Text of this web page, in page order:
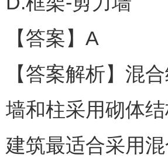
【答案】A
【答案解析】混
墙和柱采用砌体
建筑最适合采用